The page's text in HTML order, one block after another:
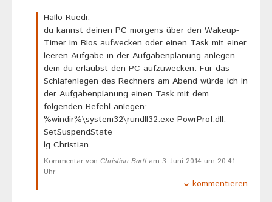
Hallo Ruedi,
du kannst deinen PC morgens über den Wakeup-
Timer im Bios aufwecken oder einen Task mit einer
leeren Aufgabe in der Aufgabenplanung anlegen
dem du erlaubst den PC aufzuwecken. Für das
Schlafenlegen des Rechners am Abend würde ich in
der Aufgabenplanung einen Task mit dem
folgenden Befehl anlegen:
%windir%\system32\rundll32.exe PowrProf.dll,
SetSuspendState
lg Christian
Kommentar von Christian Bartl am 3. Juni 2014 um 20:41
Uhr
kommentieren